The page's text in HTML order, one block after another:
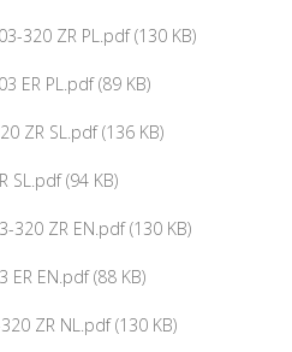
320 ZR PL.pdf (130 KB)
ER PL.pdf (89 KB)
ZR SL.pdf (136 KB)
SL.pdf (94 KB)
320 ZR EN.pdf (130 KB)
EN.pdf (88 KB)
ZR NL.pdf (130 KB)